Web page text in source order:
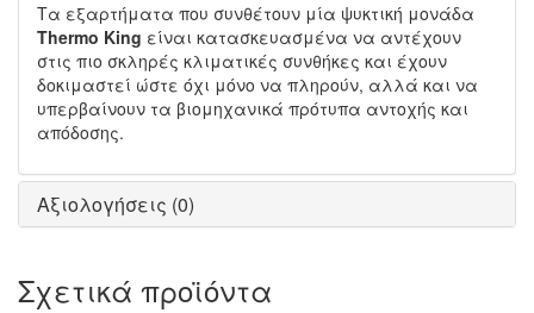
Τα εξαρτήματα που συνθέτουν μία ψυκτική μονάδα
Thermo King είναι κατασκευασμένα να αντέχουν
στις πιο σκληρές κλιματικές συνθήκες και έχουν
δοκιμαστεί ώστε όχι μόνο να πληρούν, αλλά και να
υπερβαίνουν τα βιομηχανικά πρότυπα αντοχής και
απόδοσης.
Αξιολογήσεις (0)
Σχετικά προϊόντα